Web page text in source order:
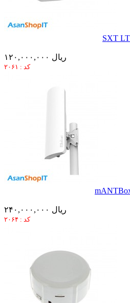
۱۲۰,۰۰۰,۰۰۰ ریال
کد : ۲۰۶۱
۲۴۰,۰۰۰,۰۰۰ ریال
کد : ۲۰۶۴